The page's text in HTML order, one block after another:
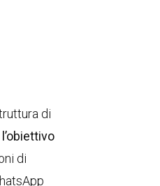
di
l’obiettivo
di